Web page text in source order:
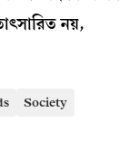
নয়,
Society